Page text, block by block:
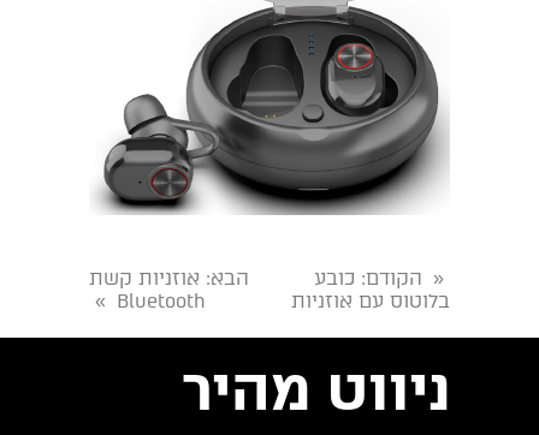
« הקודם: כובע
בלוטוס עם אוזניות
הבא: אוזניות קשת
Bluetooth
»
ניווט מהיר